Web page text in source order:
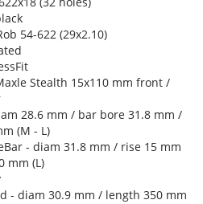
54-622 (29x2.10)
Stealth 15x110 mm front /
28.6 mm / bar bore 31.8 mm /
(M - L)
- diam 31.8 mm / rise 15 mm
mm (L)
- diam 30.9 mm / length 350 mm